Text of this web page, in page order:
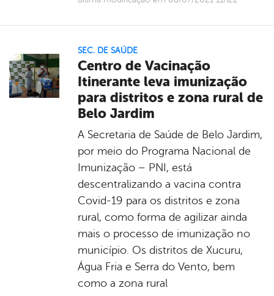
SEC. DE SAÚDE
Centro de Vacinação
Itinerante leva imunização
para distritos e zona rural de
Belo Jardim
A Secretaria de Saúde de Belo Jardim,
por meio do Programa Nacional de
Imunização – PNI, está
descentralizando a vacina contra
Covid-19 para os distritos e zona
rural, como forma de agilizar ainda
mais o processo de imunização no
município. Os distritos de Xucuru,
Água Fria e Serra do Vento, bem
como a zona rural